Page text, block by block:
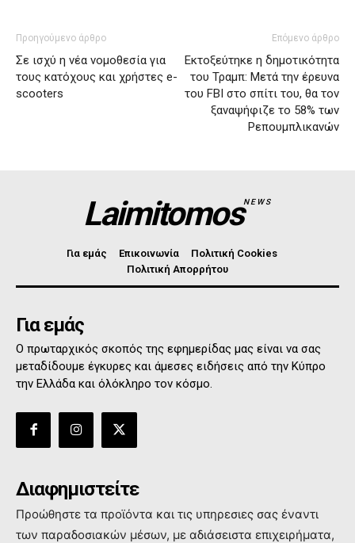
Προηγούμενο άρθρο
Σε ισχύ η νέα νομοθεσία για
τους κατόχους και χρήστες e-
scooters
Επόμενο άρθρο
Εκτοξεύτηκε η δημοτικότητα
του Τραμπ: Μετά την έρευνα
του FBI στο σπίτι του, θα τον
ξαναψήφιζε το 58% των
Ρεπουμπλικανών
LaimitomosNEWS
Για εμάς Επικοινωνία
Πολιτική Cookies
Πολιτική Απορρήτου
Για εμάς
Ο πρωταρχικός σκοπός της εφημερίδας μας είναι να σας
μεταδίδουμε έγκυρες και άμεσες ειδήσεις από την Κύπρο
την Ελλάδα και όλόκληρο τον κόσμο.
Διαφημιστείτε
Προώθηστε τα προϊόντα και τις υπηρεσιες σας έναντι
των παραδοσιακών μέσων, με αδιάσειστα επιχειρήματα,